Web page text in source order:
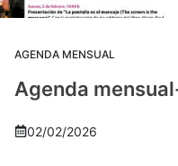
AGENDA MENSUAL
Agenda
02/02/2026